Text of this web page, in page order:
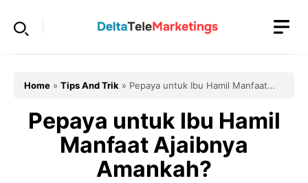
Home » Tips And Trik » Pepaya untuk Ibu Hamil Manfaat
Pepaya untuk Ibu Hamil
Manfaat Ajaibnya
Amankah?